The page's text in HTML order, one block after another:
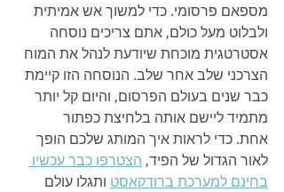
מספאם פרסומי. כדי למשוך אש אמיתית
ולבלוט מעל כולם, אתם צריכים נוסחה
אסטרטגית מוכחת שיודעת לנהל את המוח
הצרכני שלב אחר שלב. הנוסחה הזו קיימת
כבר שנים בעולם הפרסום, והיום קל יותר
מתמיד ליישם אותה בלחיצת כפתור
אחת. כדי לראות איך המותג שלכם הופך
לאור הגדול של הפיד, הצטרפו כבר עכשיו
בחינם למערכת ברודקאסט ותגלו עולם